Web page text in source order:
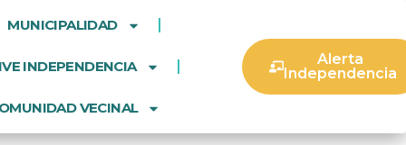
MUNICIPALIDAD
INDEPENDENCIA
VECINAL
Alerta
Independencia